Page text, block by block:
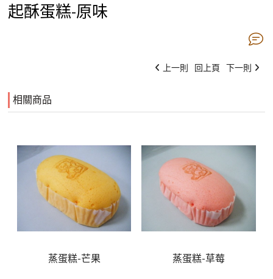
起酥蛋糕-原味
上一則 回上頁 下一則
相關商品
蒸蛋糕-芒果 蒸蛋糕-草莓